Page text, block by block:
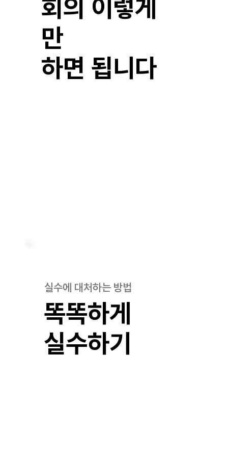
회의 이렇게
만
​하면 됩니다
실수에 대처하는 방법
똑똑하게
실수하기